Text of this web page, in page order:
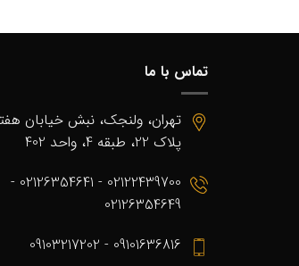
تماس با ما
تهران، ولنجک، نبش خیابان
پلاک 22، طبقه 4، واحد 402
02122439700 - 02126354641 -
02126354649
09101636816 - 09103217202